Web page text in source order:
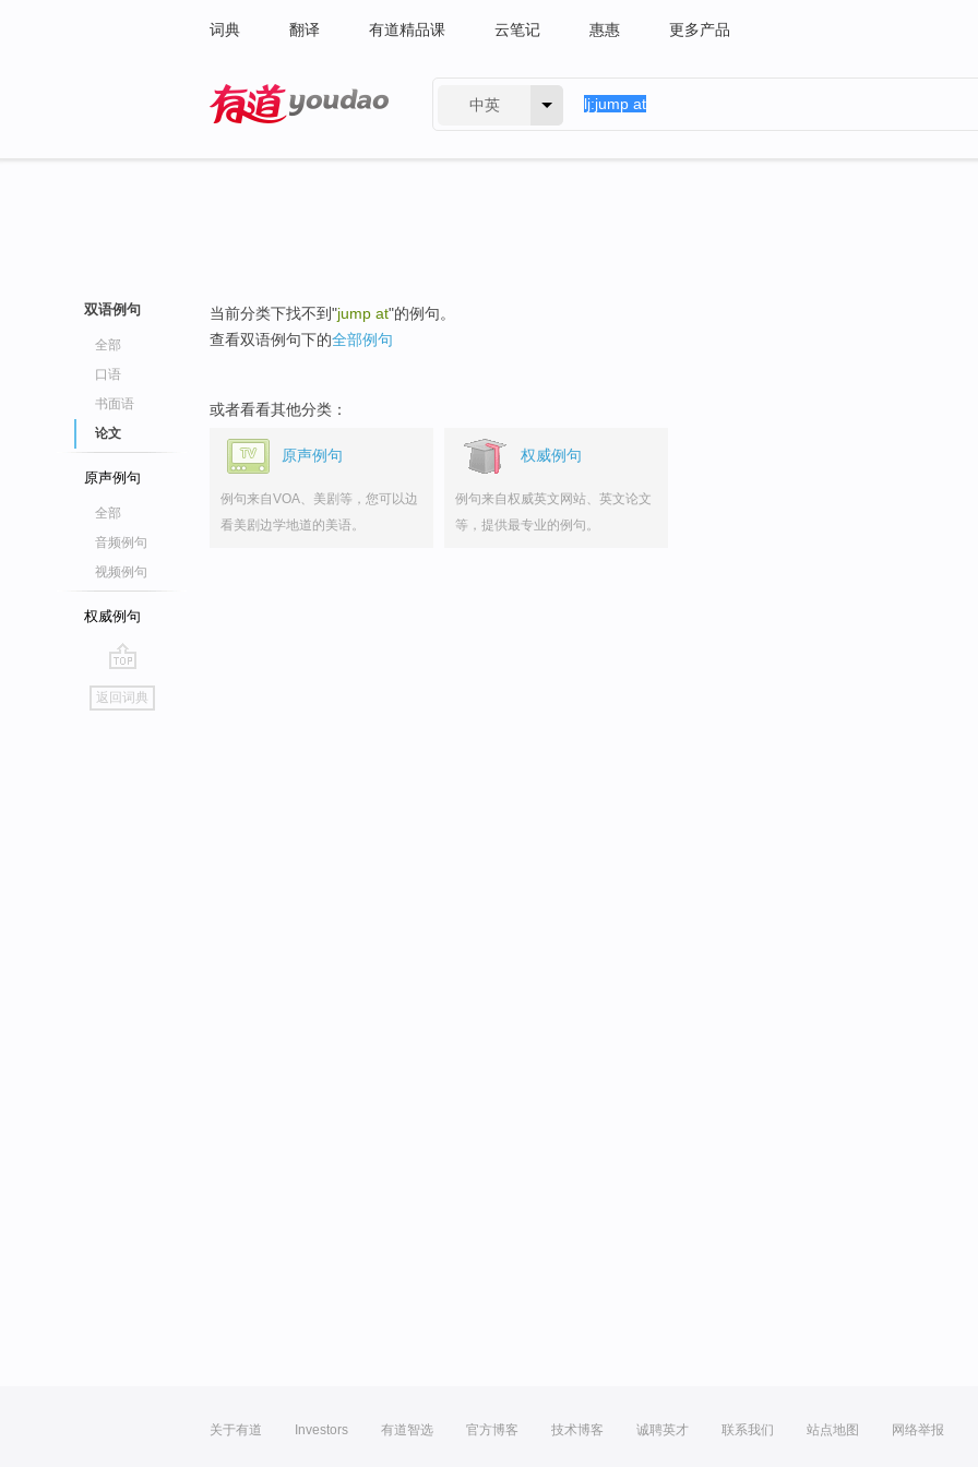
词典 翻译 有道精品课 云笔记 惠惠 更多产品
中英
双语例句
全部
口语
书面语
论文
原声例句
全部
音频例句
视频例句
权威例句
go
top
返回词典
当前分类下找不到"jump at"的例句。
查看双语例句下的全部例句
或者看看其他分类：
原声例句
例句来自VOA、美剧等，您可以边
看美剧边学地道的美语。
权威例句
例句来自权威英文网站、英文论文
等，提供最专业的例句。
关于有道 Investors 有道智选 官方博客 技术博客 诚聘英才 联系我们 站点地图 网络举报